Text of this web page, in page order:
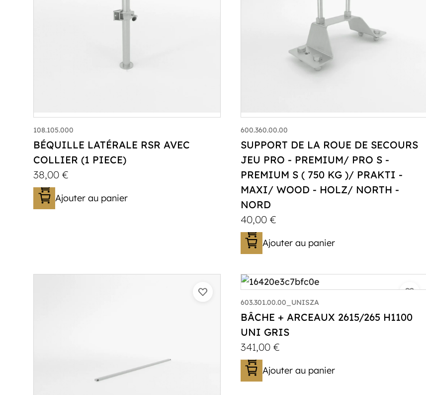
108.105.000
BÉQUILLE LATÉRALE RSR AVEC
COLLIER (1 PIECE)
38,00€
Ajouter au panier
600.360.00.00
SUPPORT DE LA ROUE DE SECOURS
JEU PRO - PREMIUM/ PRO S -
PREMIUM S ( 750 KG )/ PRAKTI -
MAXI/ WOOD - HOLZ/ NORTH -
NORD
40,00 €
Ajouter au panier
603.301.00.00_UNISZA
BÂCHE + ARCEAUX 2615/265 H1100
UNI GRIS
341,00 €
Ajouter au panier